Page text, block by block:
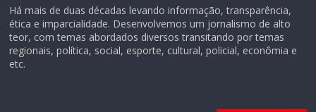
Há mais de duas décadas levando informação, transparência,
ética e imparcialidade. Desenvolvemos um jornalismo de alto
teor, com temas abordados diversos transitando por temas
regionais, política, social, esporte, cultural, policial, econômia e
etc.